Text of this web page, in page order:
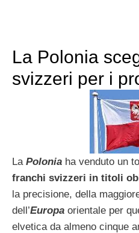
La Polonia
svizzeri per i
La Polonia ha venduto un
franchi svizzeri in titoli
la precisione, della
dell’Europa orientale per
elvetica da almeno cinque